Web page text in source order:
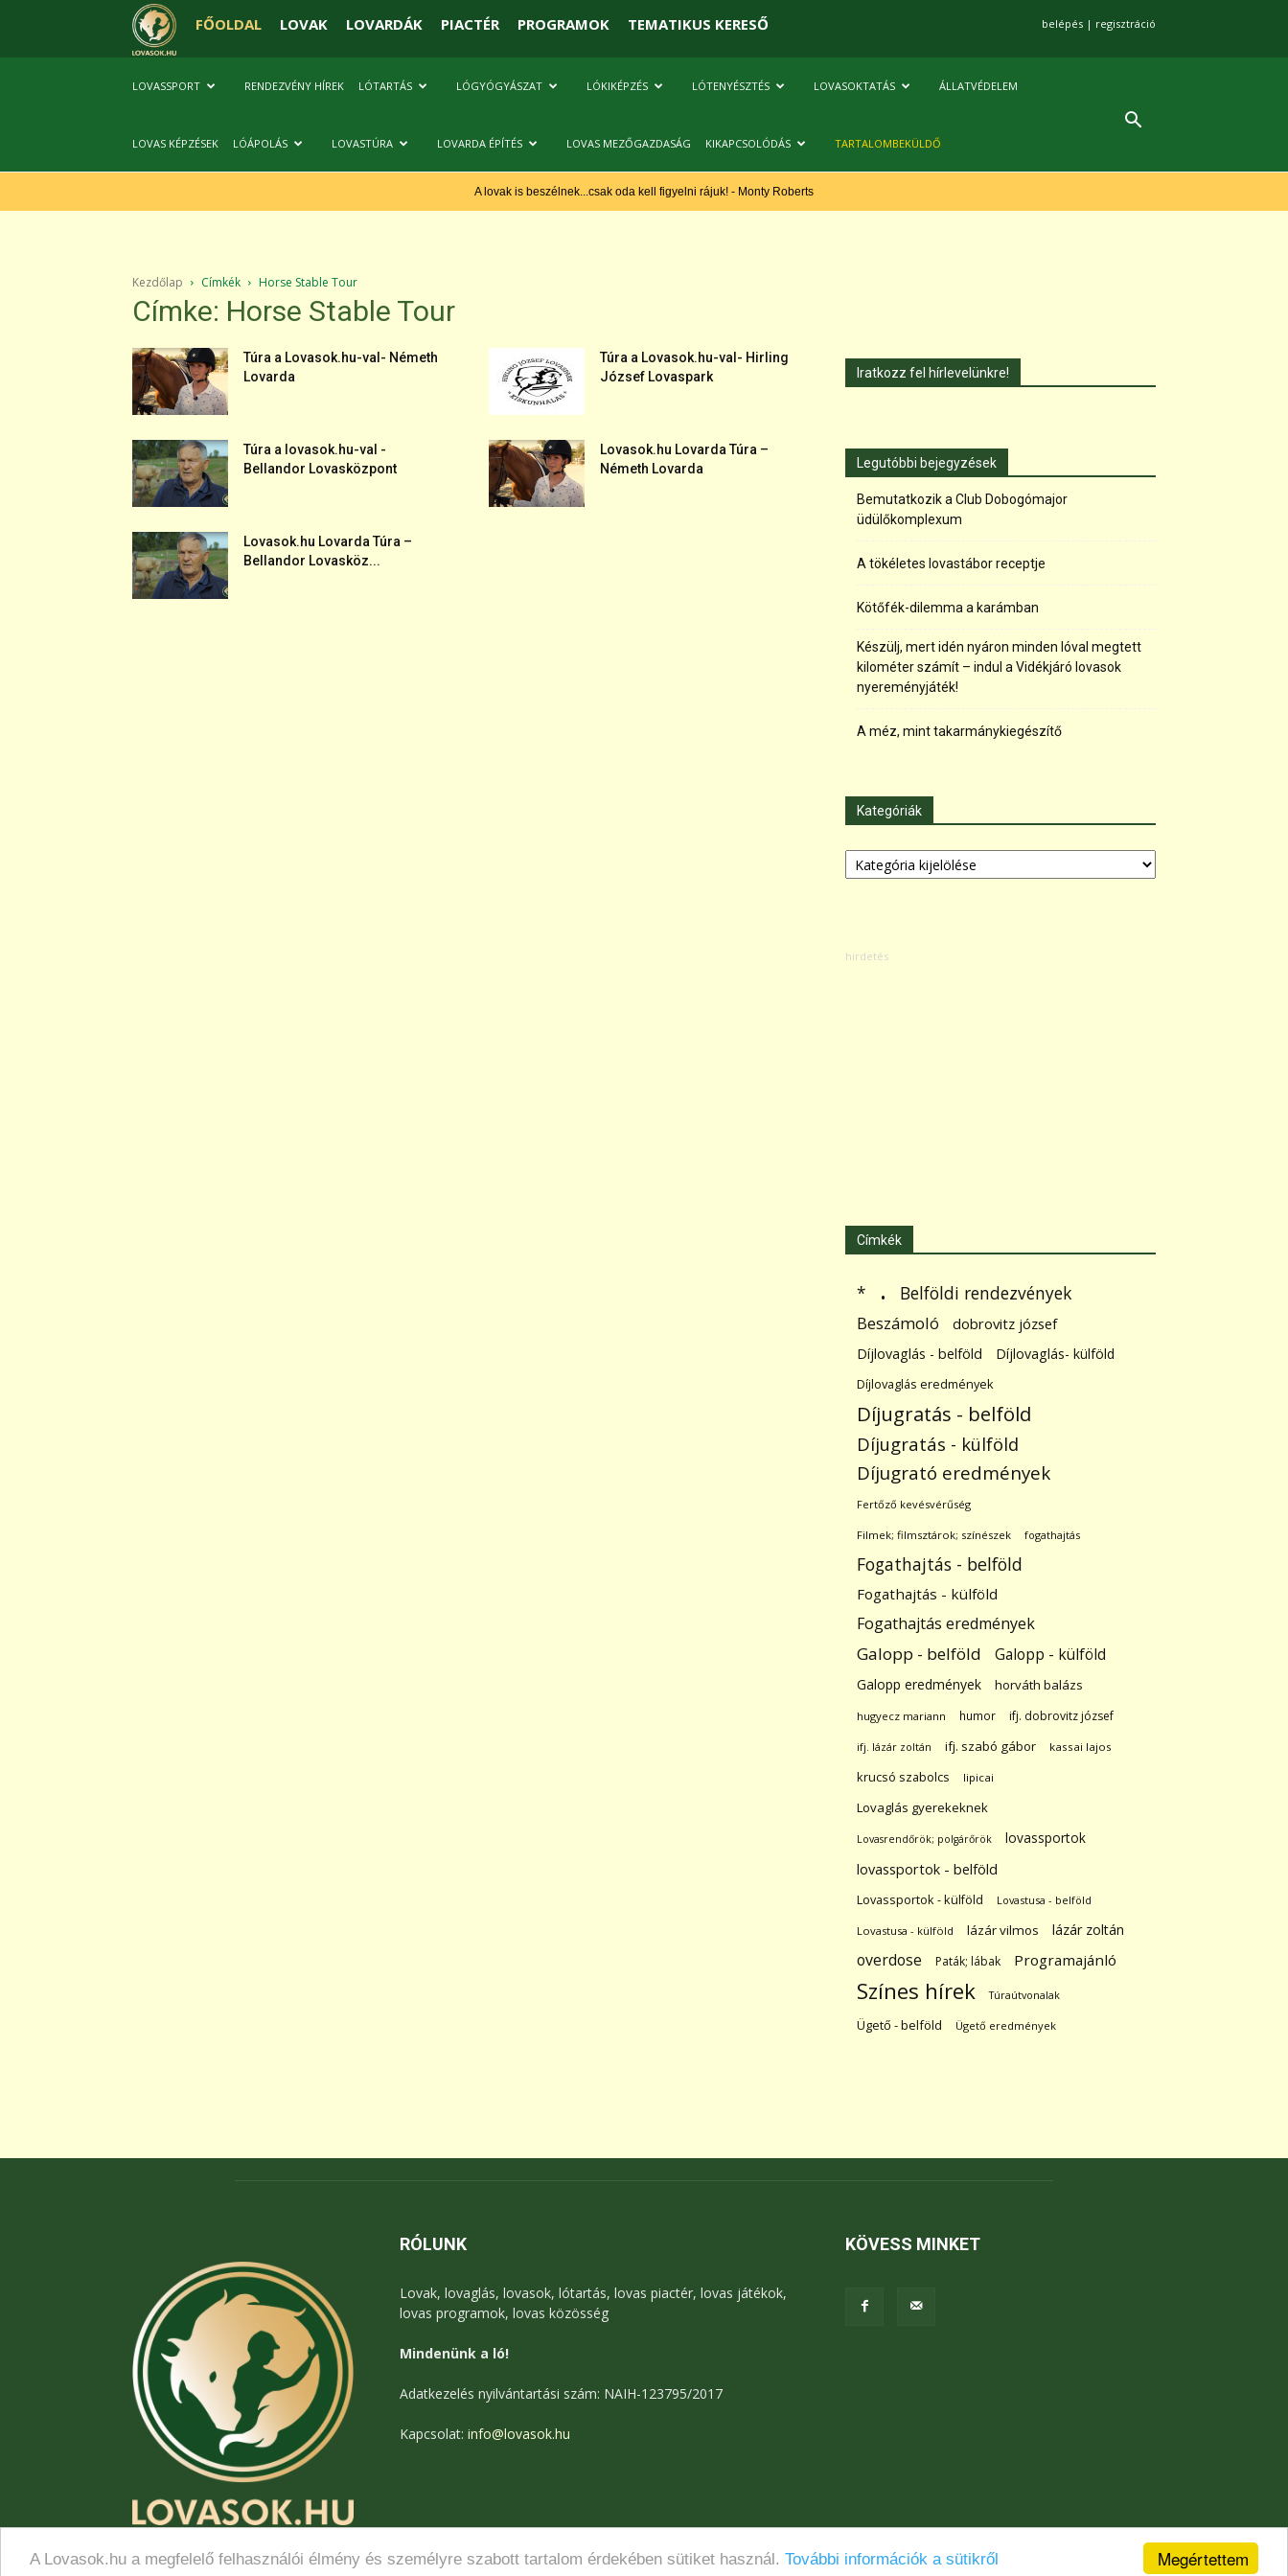
Megértettem
A Lovasok.hu a megfelelő felhasználói élmény és személyre szabott tartalom érdekében sütiket használ. További információk a sütikről
FŐOLDAL LOVAK LOVARDÁK PIACTÉR PROGRAMOK TEMATIKUS KERESŐ belépés | regisztráció
LOVASSPORT RENDEZVÉNY HÍREK LÓTARTÁS LÓGYÓGYÁSZAT LÓKIKÉPZÉS LÓTENYÉSZTÉS LOVASOKTATÁS ÁLLATVÉDELEM
LOVAS KÉPZÉSEK LÓÁPOLÁS LOVASTÚRA LOVARDA ÉPÍTÉS LOVAS MEZŐGAZDASÁG KIKAPCSOLÓDÁS TARTALOMBEKÜLDŐ
A lovak is beszélnek...csak oda kell figyelni rájuk! - Monty Roberts
Kezdőlap Címkék Horse Stable Tour
Címke: Horse Stable Tour
Túra a Lovasok.hu-val- Németh
Lovarda
Túra a Lovasok.hu-val- Hirling
József Lovaspark
Túra a lovasok.hu-val -
Bellandor Lovasközpont
Lovasok.hu Lovarda Túra –
Németh Lovarda
Lovasok.hu Lovarda Túra –
Bellandor Lovasköz...
Iratkozz fel hírlevelünkre!
Legutóbbi bejegyzések
Bemutatkozik a Club Dobogómajor
üdülőkomplexum
A tökéletes lovastábor receptje
Kötőfék-dilemma a karámban
Készülj, mert idén nyáron minden lóval megtett
kilométer számít – indul a Vidékjáró lovasok
nyereményjáték!
A méz, mint takarmánykiegészítő
Kategóriák
Kategóriák
Címkék
* . Belföldi rendezvények
Beszámoló dobrovitz józsef
Díjlovaglás - belföld Díjlovaglás- külföld
Díjlovaglás eredmények
Díjugratás - belföld
Díjugratás - külföld
Díjugrató eredmények
Fertőző kevésvérűség
Filmek; filmsztárok; színészek fogathajtás
Fogathajtás - belföld
Fogathajtás - külföld
Fogathajtás eredmények
Galopp - belföld Galopp - külföld
Galopp eredmények horváth balázs
hugyecz mariann humor ifj. dobrovitz józsef
ifj. lázár zoltán ifj. szabó gábor kassai lajos
krucsó szabolcs lipicai
Lovaglás gyerekeknek
Lovasrendőrök; polgárőrök
lovassportok
lovassportok - belföld
Lovassportok - külföld Lovastusa - belföld
Lovastusa - külföld lázár vilmos lázár zoltán
overdose Paták; lábak Programajánló
Színes hírek Túraútvonalak
Ügető - belföld Ügető eredmények
RÓLUNK
Lovak, lovaglás, lovasok, lótartás, lovas piactér, lovas játékok,
lovas programok, lovas közösség
Mindenünk a ló!
Adatkezelés nyilvántartási szám: NAIH-123795/2017
Kapcsolat: info@lovasok.hu
KÖVESS MINKET
Médiaajánlat Adatkezelési tájékoztató Jogi nyilatkozat Kapcsolat
© Lovasok.hu